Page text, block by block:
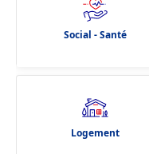
Social - Santé
Logement